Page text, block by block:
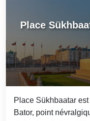
Place
Place Sükhbaatar
Bator, point